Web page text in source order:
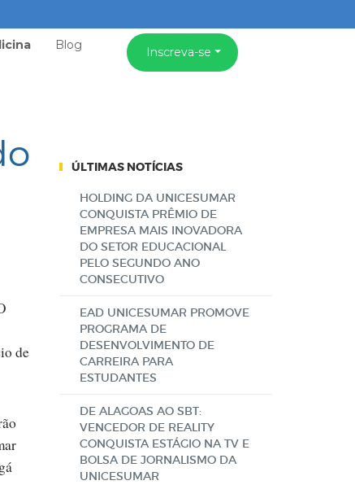
Blog Inscreva-se
de
ÚLTIMAS NOTÍCIAS
HOLDING DA UNICESUMAR
CONQUISTA PRÊMIO DE
EMPRESA MAIS INOVADORA
DO SETOR EDUCACIONAL
PELO SEGUNDO ANO
CONSECUTIVO
EAD UNICESUMAR PROMOVE
PROGRAMA DE
DESENVOLVIMENTO DE
CARREIRA PARA
ESTUDANTES
DE ALAGOAS AO SBT:
VENCEDOR DE REALITY
CONQUISTA ESTÁGIO NA TV E
BOLSA DE JORNALISMO DA
UNICESUMAR